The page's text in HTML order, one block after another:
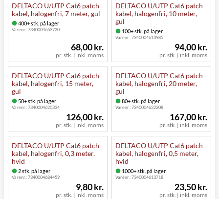
DELTACO U/UTP Cat6 patch
kabel, halogenfri, 7 meter, gul
400+ stk. på lager
Varenr.:7340004663720
pr. stk. | inkl. moms
68,00 kr.
DELTACO U/UTP Cat6 patch
kabel, halogenfri, 10 meter,
gul
100+ stk. på lager
Varenr.:7340004613985
pr. stk. | inkl. moms
94,00 kr.
DELTACO U/UTP Cat6 patch
kabel, halogenfri, 15 meter,
gul
50+ stk. på lager
Varenr.:7340004620334
pr. stk. | inkl. moms
126,00 kr.
DELTACO U/UTP Cat6 patch
kabel, halogenfri, 20 meter,
gul
80+ stk. på lager
Varenr.:7340004622208
pr. stk. | inkl. moms
167,00 kr.
DELTACO U/UTP Cat6 patch
kabel, halogenfri, 0,3 meter,
hvid
2 stk. på lager
Varenr.:7340004684459
pr. stk. | inkl. moms
9,80 kr.
DELTACO U/UTP Cat6 patch
kabel, halogenfri, 0,5 meter,
hvid
1000+ stk. på lager
Varenr.:7340004613718
pr. stk. | inkl. moms
23,50 kr.